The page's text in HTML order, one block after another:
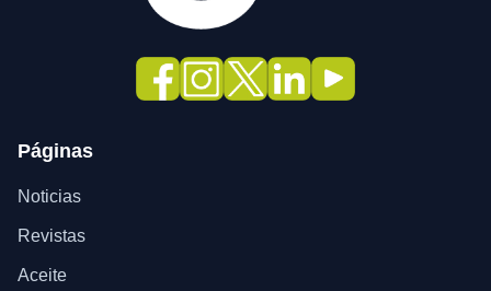
Páginas
Noticias
Revistas
Aceite